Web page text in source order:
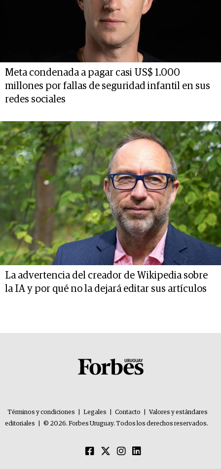
Meta condenada a pagar casi US$ 1.000
millones por fallas de seguridad infantil en sus
redes sociales
La advertencia del creador de Wikipedia sobre
la IA y por qué no la dejará editar sus artículos
Términos y condiciones Legales Contacto
Valores y estándares
editoriales
© 2026. Forbes Uruguay. Todos los derechos reservados.